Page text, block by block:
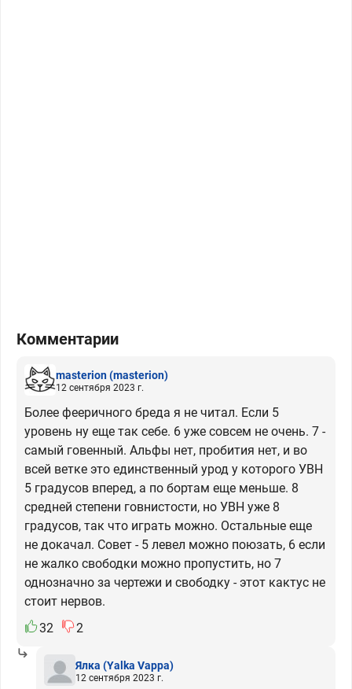
Комментарии
masterion(masterion)
12 сентября 2023 г.
Более фееричного бреда я не читал. Если 5
уровень ну еще так себе. 6 уже совсем не очень. 7 -
самый говенный. Альфы нет, пробития нет, и во
всей ветке это единственный урод у которого УВН
5 градусов вперед, а по бортам еще меньше. 8
средней степени говнистости, но УВН уже 8
градусов, так что играть можно. Остальные еще
не докачал. Совет - 5 левел можно поюзать, 6 если
не жалко свободки можно пропустить, но 7
однозначно за чертежи и свободку - этот кактус не
стоит нервов.
32
2
Ялка (Yalka Vappa)
12 сентября 2023 г.